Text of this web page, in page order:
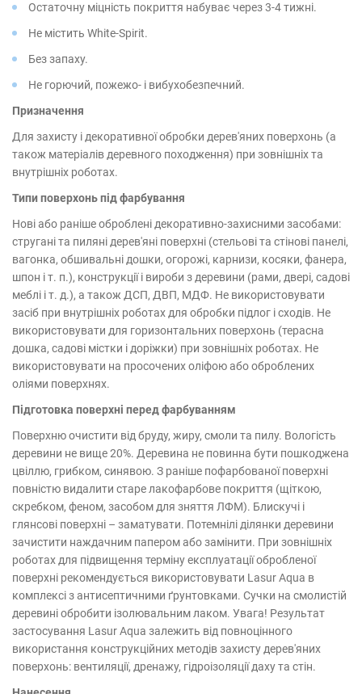
Остаточну міцність покриття набуває через 3-4 тижні.
Не містить White-Spirit.
Без запаху.
Не горючий, пожежо- і вибухобезпечний.
Призначення
Для захисту і декоративної обробки дерев'яних поверхонь (а
також матеріалів деревного походження) при зовнішніх та
внутрішніх роботах.
Типи поверхонь під фарбування
Нові або раніше оброблені декоративно-захисними засобами:
стругані та пиляні дерев'яні поверхні (стельові та стінові панелі,
вагонка, обшивальні дошки, огорожі, карнизи, косяки, фанера,
шпон і т. п.), конструкції і вироби з деревини (рами, двері, садові
меблі і т. д.), а також ДСП, ДВП, МДФ. Не використовувати
засіб при внутрішніх роботах для обробки підлог і сходів. Не
використовувати для горизонтальних поверхонь (терасна
дошка, садові містки і доріжки) при зовнішніх роботах. Не
використовувати на просочених оліфою або оброблених
оліями поверхнях.
Підготовка поверхні перед фарбуванням
Поверхню очистити від бруду, жиру, смоли та пилу. Вологість
деревини не вище 20%. Деревина не повинна бути пошкоджена
цвіллю, грибком, синявою. З раніше пофарбованої поверхні
повністю видалити старе лакофарбове покриття (щіткою,
скребком, феном, засобом для зняття ЛФМ). Блискучі і
глянсові поверхні – заматувати. Потемнілі ділянки деревини
зачистити наждачним папером або замінити. При зовнішніх
роботах для підвищення терміну експлуатації обробленої
поверхні рекомендується використовувати Lasur Aqua в
комплексі з антисептичними ґрунтовками. Сучки на смолистій
деревині обробити ізолювальним лаком. Увага! Результат
застосування Lasur Aqua залежить від повноцінного
використання конструкційних методів захисту дерев'яних
поверхонь: вентиляції, дренажу, гідроізоляції даху та стін.